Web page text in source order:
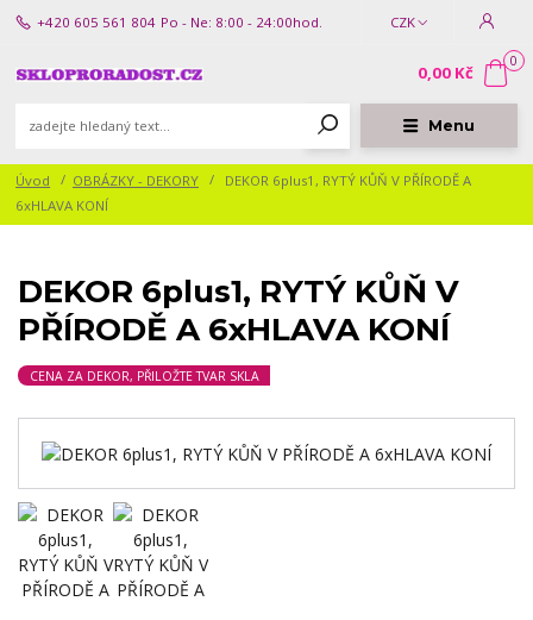
Menu
CZK
+420 605 561 804 Po - Ne: 8:00 - 24:00hod.
0
0,00 Kč
Úvod OBRÁZKY - DEKORY
DEKOR 6plus1, RYTÝ KŮŇ V PŘÍRODĚ A
6xHLAVA KONÍ
DEKOR 6plus1, RYTÝ KŮŇ V
PŘÍRODĚ A 6xHLAVA KONÍ
CENA ZA DEKOR, PŘILOŽTE TVAR SKLA